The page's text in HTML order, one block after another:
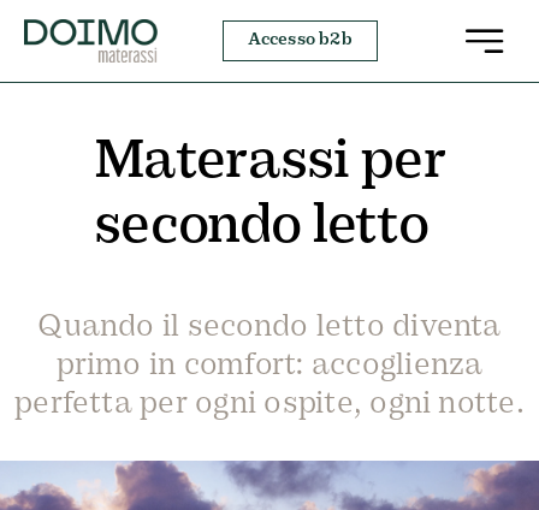
Salta
contenuto
Accesso b2b
Materassi per
secondo letto
Quando il secondo letto diventa
primo in comfort: accoglienza
perfetta per ogni ospite, ogni notte.